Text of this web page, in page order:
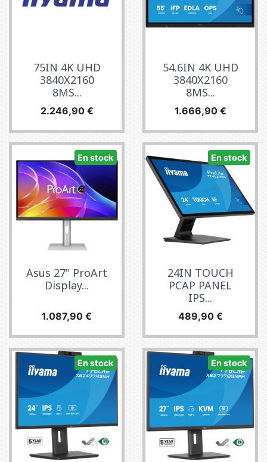
75IN 4K UHD
3840X2160
8MS...
Precio
2.246,90 €
54.6IN 4K UHD
3840X2160
8MS...
Precio
1.666,90 €
En stock
Asus 27" ProArt
Display...
Precio
1.087,90 €
En stock
24IN TOUCH
PCAP PANEL
IPS...
Precio
489,90 €
En stock En stock